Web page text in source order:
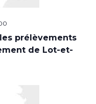
prélèvements
de Lot-et-